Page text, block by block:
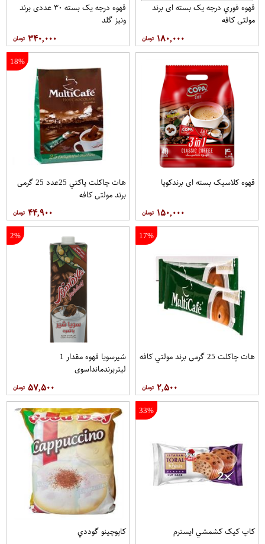
قهوه فوري درجه یک بسته ای برند
مولتي کافه
۱۸۰,۰۰۰
قهوه درجه یک بسته ۳۰ عددی برند
ونيز گلد
۳۴۰,۰۰۰
قهوه کلاسيک بسته ای برندکوپا
۱۵۰,۰۰۰
18%
هات چاکلت پاکتي 25عدد 25 گرمی
برند مولتي کافه
۴۴,۹۰۰
17%
هات چاکلت 25 گرمی برند مولتي کافه
۲,۵۰۰
2%
شیرسویا قهوه مقدار 1
لیتربرندمانداسوی
۵۷,۵۰۰
33%
کاپ کيک کشمشي ايسترم کاپوچينو گوددي